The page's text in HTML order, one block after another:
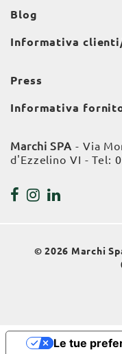
Blog
Informativa
Press
Informativa
Marchi SPA - Via
d'Ezzelino VI - Tel:
© 2026 Marchi
Le tue